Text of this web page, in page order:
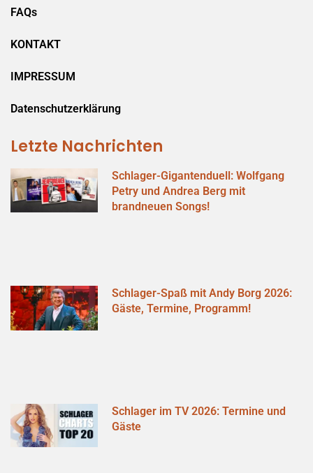
FAQs
KONTAKT
IMPRESSUM
Datenschutzerklärung
Letzte Nachrichten
Schlager-Gigantenduell: Wolfgang
Petry und Andrea Berg mit
brandneuen Songs!
Schlager-Spaß mit Andy Borg 2026:
Gäste, Termine, Programm!
Schlager im TV 2026: Termine und
Gäste